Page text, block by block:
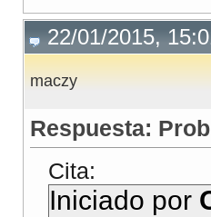
22/01/2015,
maczy
Respuesta:
Cita:
Iniciado por